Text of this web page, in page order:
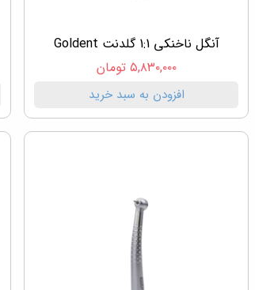
آنگل ناخنکی 1:1 گلدنت Goldent
۵,۸۳۰,۰۰۰ تومان
افزودن به سبد خرید